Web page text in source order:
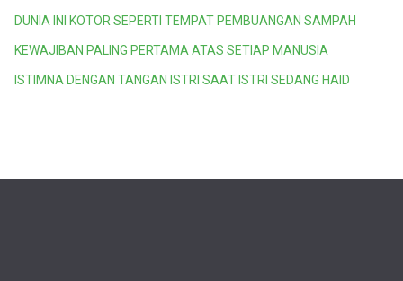
DUNIA INI KOTOR SEPERTI TEMPAT PEMBUANGAN SAMPAH
KEWAJIBAN PALING PERTAMA ATAS SETIAP MANUSIA
ISTIMNA DENGAN TANGAN ISTRI SAAT ISTRI SEDANG HAID